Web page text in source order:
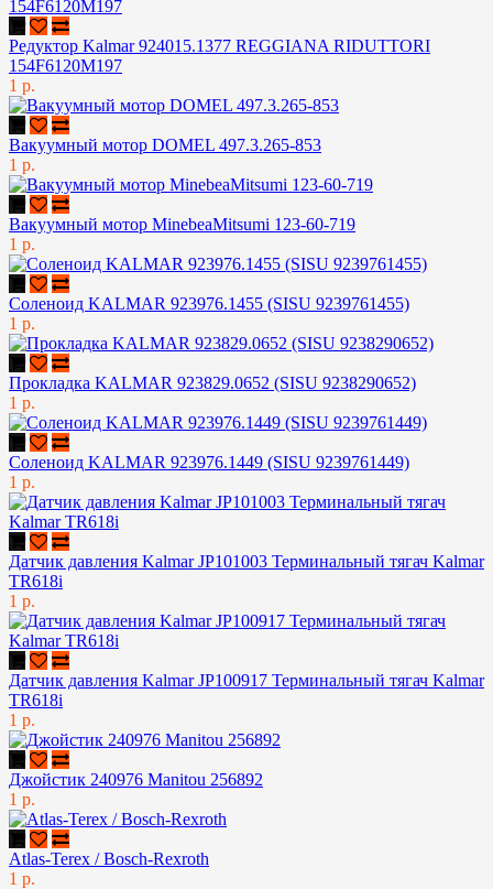
Редуктор Kalmar 924015.1377 REGGIANA RIDUTTORI
154F6120M197
1 р.
Вакуумный мотор DOMEL 497.3.265-853
1 р.
Вакуумный мотор MinebeaMitsumi 123-60-719
1 р.
Соленоид KALMAR 923976.1455 (SISU 9239761455)
1 р.
Прокладка KALMAR 923829.0652 (SISU 9238290652)
1 р.
Соленоид KALMAR 923976.1449 (SISU 9239761449)
1 р.
Датчик давления Kalmar JP101003 Терминальный тягач Kalmar
TR618i
1 р.
Датчик давления Kalmar JP100917 Терминальный тягач Kalmar
TR618i
1 р.
Джойстик 240976 Manitou 256892
1 р.
Atlas-Terex / Bosch-Rexroth
1 р.